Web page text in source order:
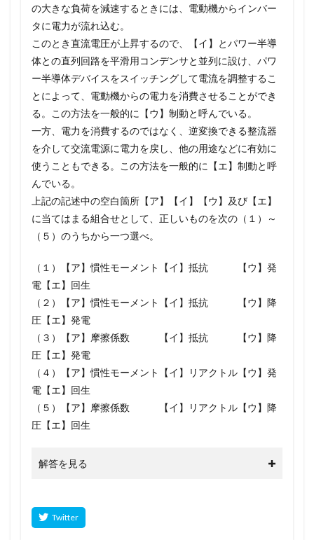
の大きな負荷を減速するときには、電動機からインバー
タに電力が流れ込む。
このとき直流電圧が上昇するので、【イ】とパワー半導
体との直列回路を平滑用コンデンサと並列に設け、パワ
ー半導体デバイスをスイッチングして電流を調整するこ
とによって、電動機からの電力を消費させることができ
る。この方法を一般的に【ウ】制動と呼んでいる。
一方、電力を消費するのではなく、逆変換できる整流器
を介して交流電源に電力を戻し、他の用途などに有効に
使うこともできる。この方法を一般的に【エ】制動と呼
んでいる。
上記の記述中の空白箇所【ア】【イ】【ウ】及び【エ】
に当てはまる組合せとして、正しいものを次の（１）～
（５）のうちから一つ選べ。
（１）【ア】慣性モーメント【イ】抵抗 【ウ】発
電【エ】回生
（２）【ア】慣性モーメント【イ】抵抗 【ウ】降
圧【エ】発電
（３）【ア】摩擦係数 【イ】抵抗 【ウ】降
圧【エ】発電
（４）【ア】慣性モーメント【イ】リアクトル【ウ】発
電【エ】回生
（５）【ア】摩擦係数 【イ】リアクトル【ウ】降
圧【エ】回生
解答を見る